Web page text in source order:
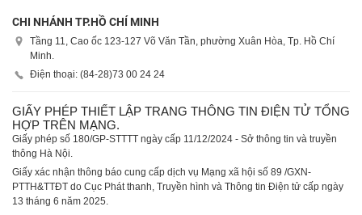
CHI NHÁNH TP.HỒ CHÍ MINH
Tầng 11, Cao ốc 123-127 Võ Văn Tần, phường Xuân Hòa, Tp. Hồ Chí
Minh.
Điện thoại: (84-28)73 00 24 24
GIẤY PHÉP THIẾT LẬP TRANG THÔNG TIN ĐIỆN TỬ TỔNG
HỢP TRÊN MẠNG.
Giấy phép số 180/GP-STTTT ngày cấp 11/12/2024 - Sở thông tin và truyền
thông Hà Nội.
Giấy xác nhận thông báo cung cấp dịch vụ Mạng xã hội số 89 /GXN-
PTTH&TTĐT do Cục Phát thanh, Truyền hình và Thông tin Điện tử cấp ngày
13 tháng 6 năm 2025.